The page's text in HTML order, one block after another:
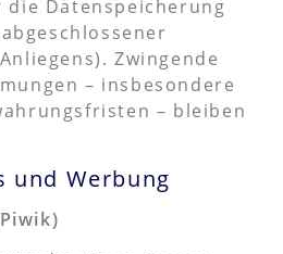
die Datenspeicherung
Zwingende
– insbesondere
– bleiben
und Werbung